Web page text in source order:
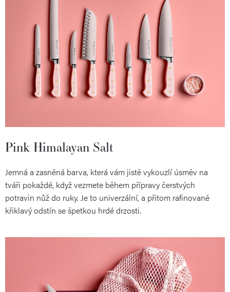
Pink Himalayan Salt
Jemná a zasněná barva, která vám jistě vykouzlí úsměv na
tváři pokaždé, když vezmete během přípravy čerstvých
potravin nůž do ruky. Je to univerzální, a přitom rafinovaně
křiklavý odstín se špetkou hrdé drzosti.